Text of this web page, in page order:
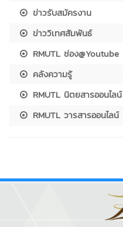
ข่าวรับสมัครงาน
ข่าววิเทศสัมพันธ์
RMUTL ช่อง@Youtube
คลังความรู้
RMUTL นิตยสารออนไลน์
RMUTL วารสารออนไลน์